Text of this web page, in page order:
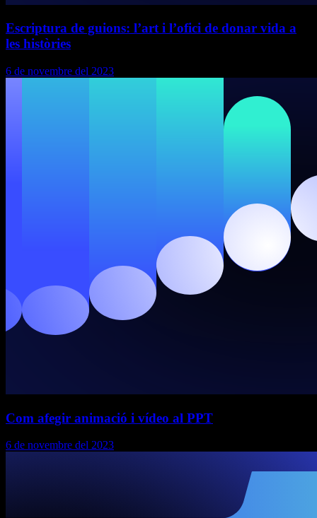
Escriptura de guions: l’art i l’ofici de donar vida a
les històries
6 de novembre del 2023
Com afegir animació i vídeo al PPT
6 de novembre del 2023